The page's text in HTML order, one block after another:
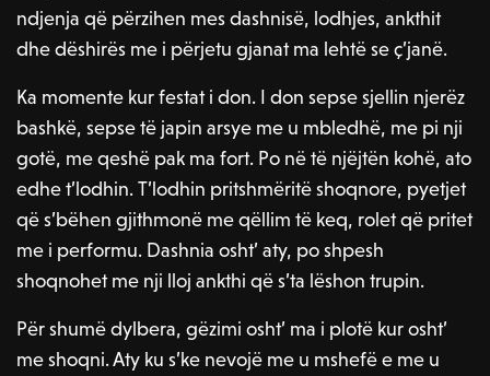
ndjenja që përzihen mes dashnisë, lodhjes, ankthit
dhe dëshirës me i përjetu gjanat ma lehtë se ç’janë.
Ka momente kur festat i don. I don sepse sjellin njerëz
bashkë, sepse të japin arsye me u mbledhë, me pi nji
gotë, me qeshë pak ma fort. Po në të njëjtën kohë, ato
edhe t’lodhin. T’lodhin pritshmëritë shoqnore, pyetjet
që s’bëhen gjithmonë me qëllim të keq, rolet që pritet
me i performu. Dashnia osht’ aty, po shpesh
shoqnohet me nji lloj ankthi që s’ta lëshon trupin.
Për shumë dylbera, gëzimi osht’ ma i plotë kur osht’
me shoqni. Aty ku s’ke nevojë me u mshefë e me u